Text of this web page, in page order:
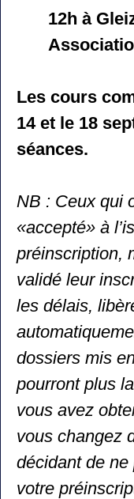
NOS
CLUB
Salle St Roch
12h à
Les cours
14 et le 18
séances.
NB : Ceux qui
«accepté» à
préinscription,
validé leur
les délais,
dossiers mis
pourront plus
vous avez
vous changez
décidant de
votre